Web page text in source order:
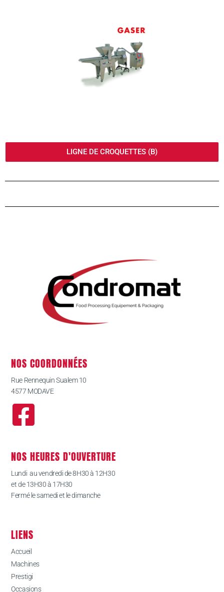
LIGNE DE CROQUETTES (B)
NOS COORDONNÉES
Rue Rennequin Sualem 10
4577 MODAVE
NOS HEURES D'OUVERTURE
Lundi au vendredi de 8H30 à 12H30
et de 13H30 à 17H30
Fermé le samedi et le dimanche
LIENS
Accueil
Machines
Prestigi
Occasions